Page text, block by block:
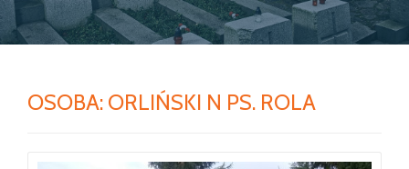
OSOBA: ORLIŃSKI N PS. ROLA